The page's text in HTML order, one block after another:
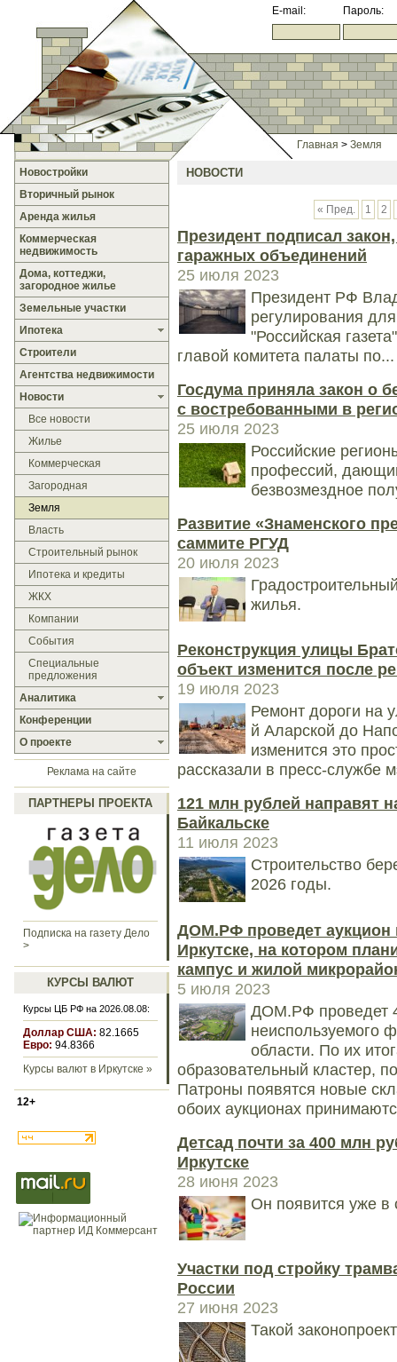
E-mail: Пароль:
Главная > Земля
Новостройки
Вторичный рынок
Аренда жилья
Коммерческая
недвижимость
Дома, коттеджи,
загородное жилье
Земельные участки
Ипотека
Строители
Агентства недвижимости
Новости
Все новости
Жилье
Коммерческая
Загородная
Земля
Власть
Строительный рынок
Ипотека и кредиты
ЖКХ
Компании
События
Специальные
предложения
Аналитика
Конференции
О проекте
Реклама на сайте
ПАРТНЕРЫ ПРОЕКТА
Подписка на газету Дело
>
КУРСЫ ВАЛЮТ
Курсы ЦБ РФ на 2026.08.08:
Доллар США: 82.1665
Евро: 94.8366
Курсы валют в Иркутске »
12+
НОВОСТИ
« Пред. 1 2
Президент подписал
гаражных объединений
25 июля 2023
Президент РФ
регулирования
"Российская
главой комитета палаты по...
Госдума приняла закон о
с востребованными в
25 июля 2023
Российские
профессий,
безвозмездное
Развитие «Знаменского
саммите РГУД
20 июля 2023
жилья.
Реконструкция улицы
объект изменится после
19 июля 2023
Ремонт дороги на
й Аларской до
изменится это
рассказали в пресс-службе
121 млн рублей направят
Байкальске
11 июля 2023
Строительство
2026 годы.
ДОМ.РФ проведет аукцион
Иркутске, на котором
кампус и жилой
5 июля 2023
ДОМ.РФ проведет 4
неиспользуемого
области. По их
образовательный кластер,
Патроны появятся новые
обоих аукционах
Детсад почти за 400 млн
Иркутске
28 июня 2023
Он появится уже
Участки под стройку
России
27 июня 2023
Такой